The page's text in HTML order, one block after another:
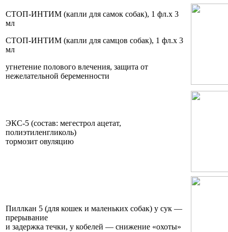
СТОП-ИНТИМ (капли для самок собак), 1 фл.х 3
мл
СТОП-ИНТИМ (капли для самцов собак), 1 фл.х 3
мл
угнетение полового влечения, защита от
нежелательной беременности
ЭКС-5 (состав: мегестрол ацетат,
полиэтиленгликоль)
тормозит овуляцию
Пиллкан 5 (для кошек и маленьких собак) у сук —
прерывание
и задержка течки, у кобелей — снижение «охоты»